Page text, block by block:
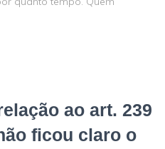
ao art. 239
ficou claro o